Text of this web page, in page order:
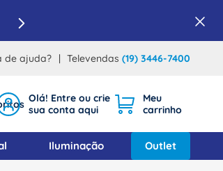
de ajuda? Televendas (19) 3446-7400
Iluminação Outlet